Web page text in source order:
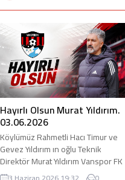
Hayırlı Olsun Murat Yıldırım.
03.06.2026
Köylümüz Rahmetli Hacı Timur ve
Gevez Yıldırım ın oğlu Teknik
Direktör Murat Yıldırım Vanspor FK
ile anlaşarak 2026-2027 sezonu için